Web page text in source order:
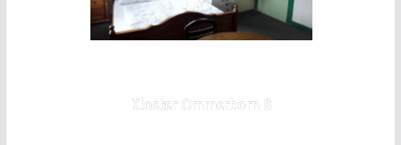
Kloster Ommerborn 8